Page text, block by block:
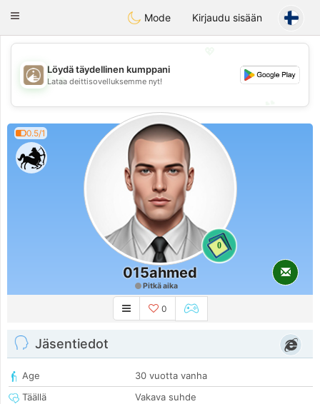
Bahebik
Toggle
Mode Kirjaudu sisään
💖
💕
Löydä täydellinen kumppani
Lataa deittisovelluksemme nyt!
0.5/1
0
015ahmed
Pitkä aika
0
Jäsentiedot
Age
30 vuotta vanha
Täällä
Vakava suhde